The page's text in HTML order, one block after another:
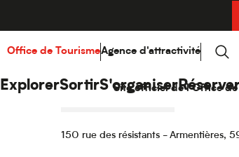
principal
ExplorerSortirS'organiser
Site officiel de l'Office de
Office de TourismeAgence d'attractivité
Dimanche 23 août de 16:00 à 16:30
Le bateau s'anime
150 rue des résistants - Armentières,